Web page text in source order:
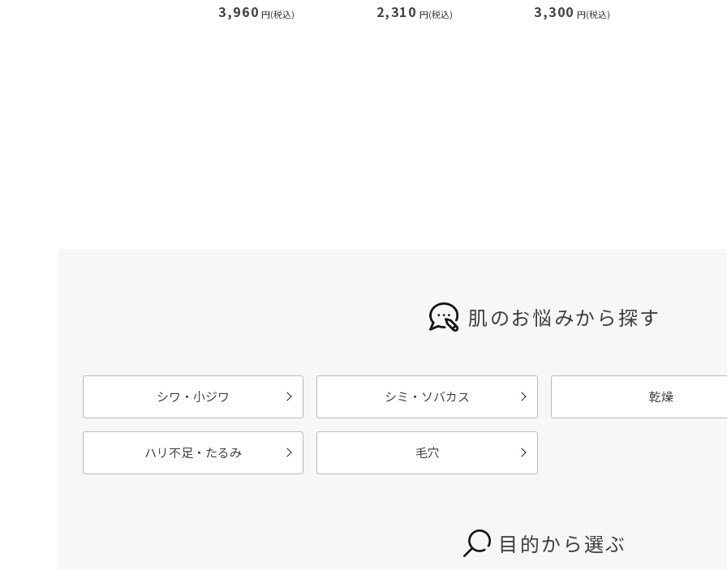
3,960 円(税込) 2,310 円(税込) 3,300 円(税込)
肌のお悩みから探す
シワ・小ジワ シミ・ソバカス 乾燥
ハリ不足・たるみ 毛穴
目的から選ぶ